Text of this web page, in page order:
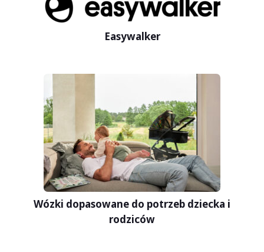
Easywalker
Wózki dopasowane do potrzeb dziecka i
rodziców